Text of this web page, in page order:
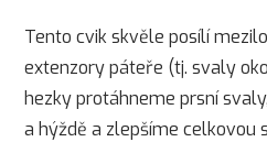
Tento cvik skvěle posílí
extenzory páteře (tj. svaly
hezky protáhneme prsní
a hýždě a zlepšíme celkovou